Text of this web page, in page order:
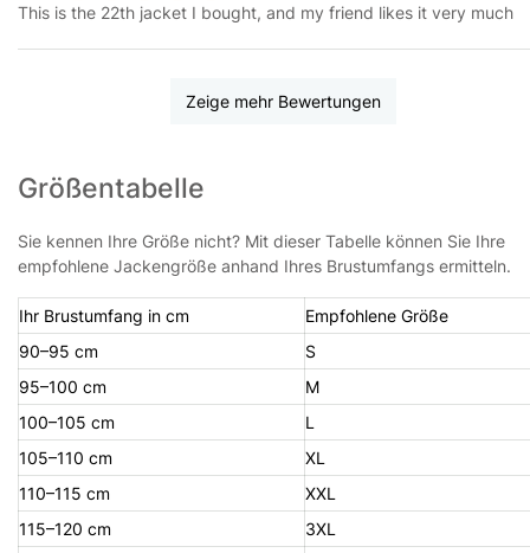
This is the 22th jacket I bought, and my friend likes it very much
Zeige mehr Bewertungen
Größentabelle
Sie kennen Ihre Größe nicht? Mit dieser Tabelle können Sie Ihre
empfohlene Jackengröße anhand Ihres Brustumfangs ermitteln.
Ihr Brustumfang in cm
Empfohlene Größe
90–95 cm
S
95–100 cm
M
100–105 cm
L
105–110 cm
XL
110–115 cm
XXL
115–120 cm
3XL